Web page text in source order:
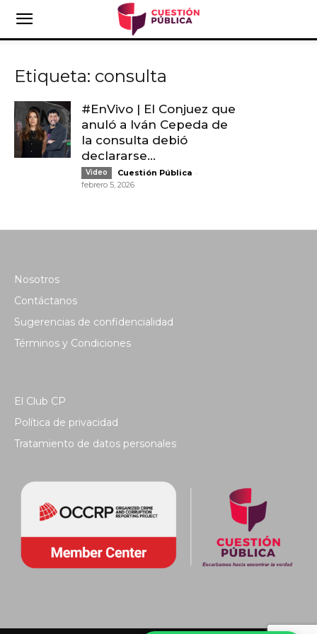
Etiqueta: consulta
#EnVivo | El Conjuez que
anuló a Iván Cepeda de
la consulta debió
declararse...
Video Cuestión Pública -
febrero 5, 2026
Nosotros
Contáctanos
Sugerencias de confidencialidad
Términos y Condiciones
El Club CP
Política de privacidad
Tratamiento de datos personales